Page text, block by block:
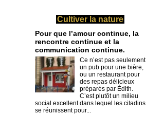
Cultiver la nature
Pour que l’amour continue, la
rencontre continue et la
communication continue.
Ce n’est pas seulement
un pub pour une bière,
ou un restaurant pour
des repas délicieux
préparés par Édith.
C’est plutôt un milieu
social excellent dans lequel les citadins
se réunissent pour...